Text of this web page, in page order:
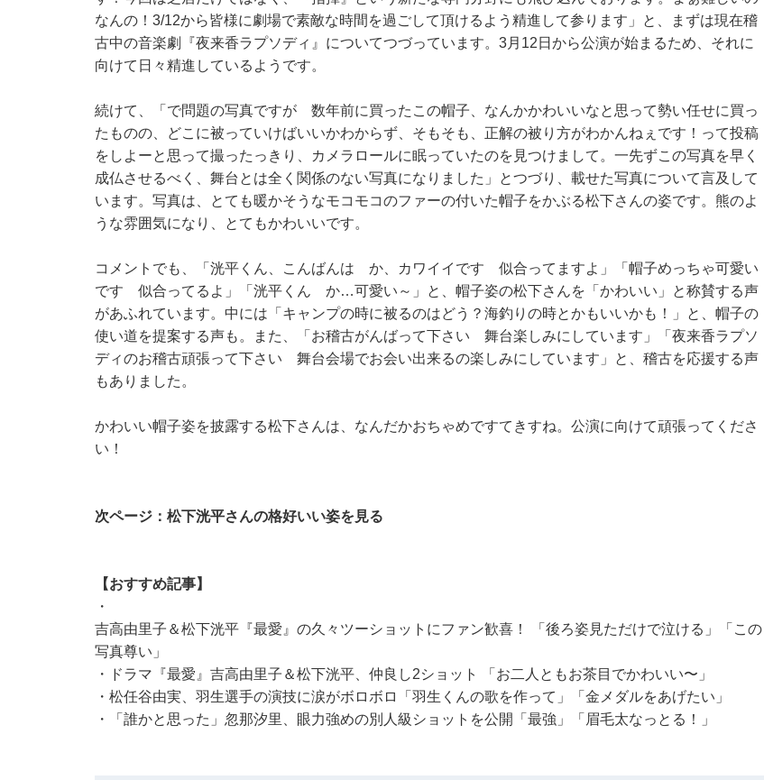
なんの！3/12から皆様に劇場で素敵な時間を過ごして頂けるよう精進して参ります」と、まずは現在稽
古中の音楽劇『夜来香ラプソディ』についてつづっています。3月12日から公演が始まるため、それに
向けて日々精進しているようです。
続けて、「で問題の写真ですが 数年前に買ったこの帽子、なんかかわいいなと思って勢い任せに買っ
たものの、どこに被っていけばいいかわからず、そもそも、正解の被り方がわかんねぇです！って投稿
をしよーと思って撮ったっきり、カメラロールに眠っていたのを見つけまして。一先ずこの写真を早く
成仏させるべく、舞台とは全く関係のない写真になりました」とつづり、載せた写真について言及して
います。写真は、とても暖かそうなモコモコのファーの付いた帽子をかぶる松下さんの姿です。熊のよ
うな雰囲気になり、とてもかわいいです。
コメントでも、「洸平くん、こんばんは か、カワイイです 似合ってますよ」「帽子めっちゃ可愛い
です 似合ってるよ」「洸平くん か…可愛い～」と、帽子姿の松下さんを「かわいい」と称賛する声
があふれています。中には「キャンプの時に被るのはどう？海釣りの時とかもいいかも！」と、帽子の
使い道を提案する声も。また、「お稽古がんばって下さい 舞台楽しみにしています」「夜来香ラプソ
ディのお稽古頑張って下さい 舞台会場でお会い出来るの楽しみにしています」と、稽古を応援する声
もありました。
かわいい帽子姿を披露する松下さんは、なんだかおちゃめですてきすね。公演に向けて頑張ってくださ
い！
次ページ：松下洸平さんの格好いい姿を見る
【おすすめ記事】
・
吉高由里子＆松下洸平『最愛』の久々ツーショットにファン歓喜！ 「後ろ姿見ただけで泣ける」「この
写真尊い」
・
ドラマ『最愛』吉高由里子＆松下洸平、仲良し2ショット 「お二人ともお茶目でかわいい〜」
・ 松任谷由実、羽生選手の演技に涙がボロボロ「羽生くんの歌を作って」「金メダルをあげたい」
・
「誰かと思った」忽那汐里、眼力強めの別人級ショットを公開「最強」「眉毛太なっとる！」